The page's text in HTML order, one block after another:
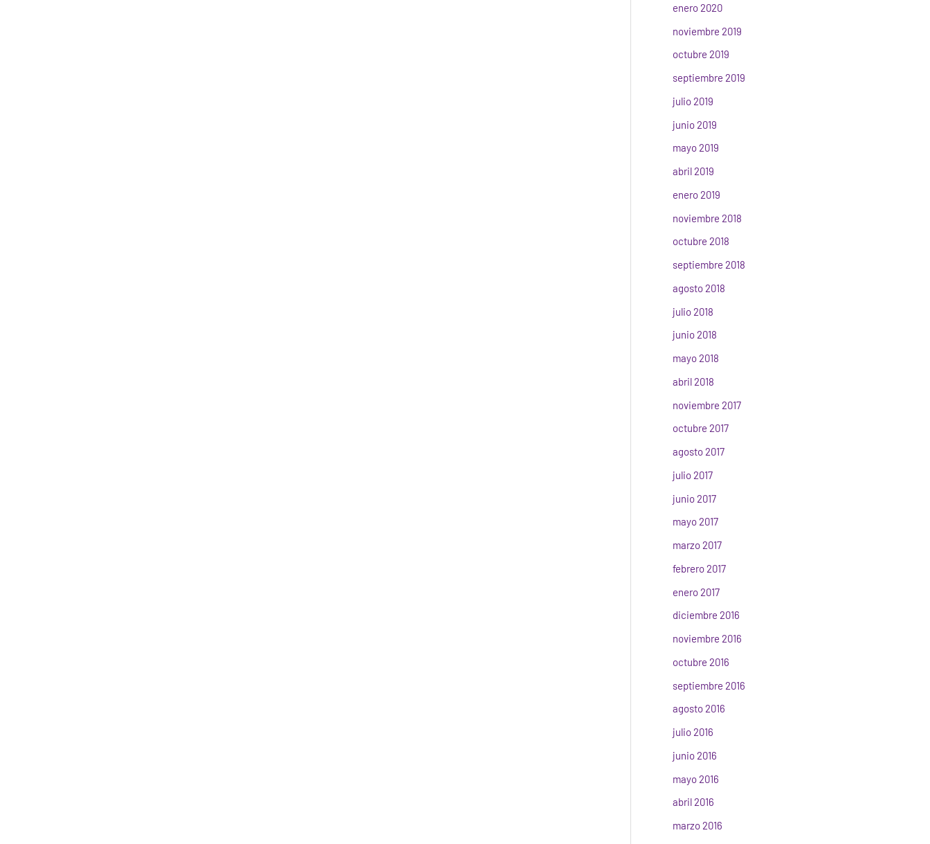
enero 2020
noviembre 2019
octubre 2019
septiembre 2019
julio 2019
junio 2019
mayo 2019
abril 2019
enero 2019
noviembre 2018
octubre 2018
septiembre 2018
agosto 2018
julio 2018
junio 2018
mayo 2018
abril 2018
noviembre 2017
octubre 2017
agosto 2017
julio 2017
junio 2017
mayo 2017
marzo 2017
febrero 2017
enero 2017
diciembre 2016
noviembre 2016
octubre 2016
septiembre 2016
agosto 2016
julio 2016
junio 2016
mayo 2016
abril 2016
marzo 2016